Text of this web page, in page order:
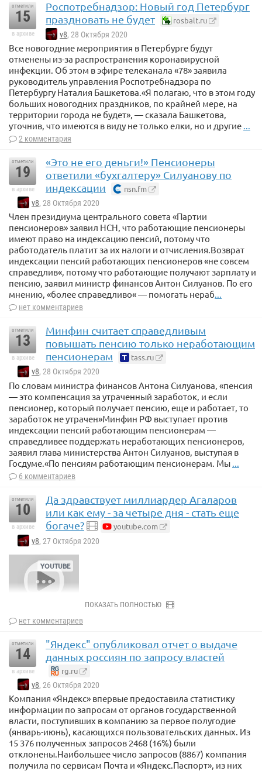
отметили
15
в архиве
Роспотребнадзор: Новый год Петербург
праздновать не будет
rosbalt.ru
v8, 28 Октября 2020
Все новогодние мероприятия в Петербурге будут
отменены из-за распространения коронавирусной
инфекции. Об этом в эфире телеканала «78» заявила
руководитель управления Роспотребнадзора по
Петербургу Наталия Башкетова.«Я полагаю, что в этом году
больших новогодних праздников, по крайней мере, на
территории города не будет», — сказала Башкетова,
уточнив, что имеются в виду не только елки, но и другие ...
2 комментария
отметили
19
в архиве
«Это не его деньги!» Пенсионеры
ответили «бухгалтеру» Силуанову по
индексации
nsn.fm
v8, 28 Октября 2020
Член президиума центрального совета «Партии
пенсионеров» заявил НСН, что работающие пенсионеры
имеют право на индексацию пенсий, потому что
работодатель платит за их налоги и отчисления.Возврат
индексации пенсий работающих пенсионеров «не совсем
справедлив«, потому что работающие получают зарплату и
пенсию, заявил министр финансов Антон Силуанов. По его
мнению, «более справедливо« — помогать нераб...
нет комментариев
отметили
13
в архиве
Минфин считает справедливым
повышать пенсию только неработающим
пенсионерам
tass.ru
v8, 28 Октября 2020
По словам министра финансов Антона Силуанова, «пенсия
— это компенсация за утраченный заработок, и если
пенсионер, который получает пенсию, еще и работает, то
заработок не утрачен»Минфин РФ выступает против
индексации пенсий работающим пенсионерам —
справедливее поддержать неработающих пенсионеров,
заявил глава министерства Антон Силуанов, выступая в
Госдуме.«По пенсиям работающим пенсионерам. Мы
6 комментариев
отметили
10
в архиве
Да здравствует миллиардер Агаларов
или как ему - за четыре дня - стать еще
богаче?
youtube.com
v8, 27 Октября 2020
ПОКАЗАТЬ ПОЛНОСТЬЮ
нет комментариев
отметили
14
в архиве
"Яндекс" опубликовал отчет о выдаче
данных россиян по запросу властей
rg.ru
v8, 26 Октября 2020
Компания «Яндекс» впервые предоставила статистику
информации по запросам от органов государственной
власти, поступивших в компанию за первое полугодие
(январь-июнь), касающихся пользовательских данных. Из
15 376 полученных запросов 2468 (16%) были
отклонены.Наибольшее число запросов (8867) компания
получила по сервисам Почта и «Яндекс.Паспорт», из них